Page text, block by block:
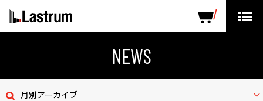
LABEL PRODUCTS
NEWS
月別アーカイブ